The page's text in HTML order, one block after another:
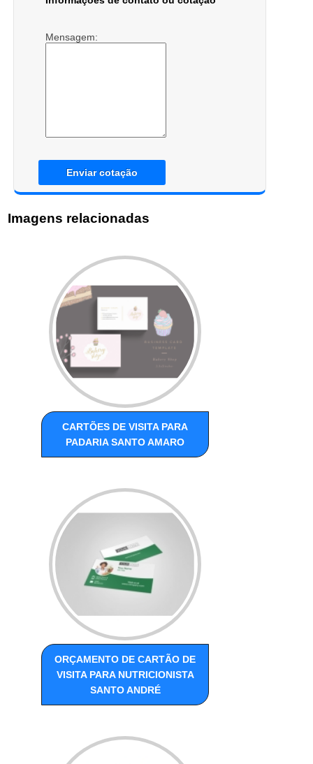
Mensagem:
Enviar cotação
Imagens relacionadas
CARTÕES DE VISITA PARA
PADARIA SANTO AMARO
ORÇAMENTO DE CARTÃO DE
VISITA PARA NUTRICIONISTA
SANTO ANDRÉ